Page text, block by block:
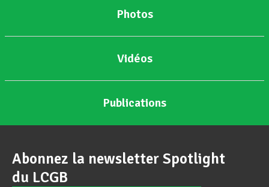
Photos
Vidéos
Publications
Abonnez la newsletter Spotlight
du LCGB